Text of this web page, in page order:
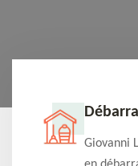
Giovanni